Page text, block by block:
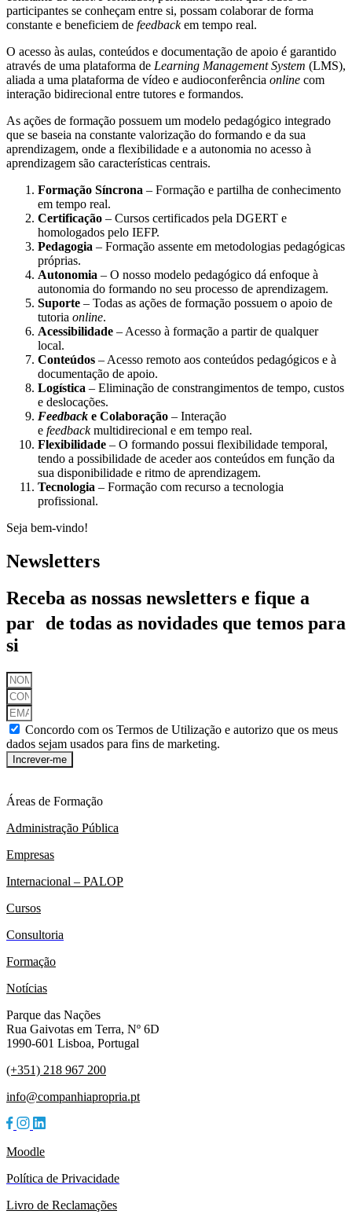
participantes se conheçam entre si, possam colaborar de forma
constante e beneficiem de feedbackem tempo real.
O acesso às aulas, conteúdos e documentação de apoio é garantido
através de uma plataforma de Learning Management System (LMS),
aliada a uma plataforma de vídeo e audioconferência online com
interação bidirecional entre tutores e formandos.
As ações de formação possuem um modelo pedagógico integrado
que se baseia na constante valorização do formando e da sua
aprendizagem, onde a flexibilidade e a autonomia no acesso à
aprendizagem são características centrais.
Formação Síncrona – Formação e partilha de conhecimento
em tempo real.
Certificação – Cursos certificados pela DGERT e
homologados pelo IEFP.
Pedagogia – Formação assente em metodologias pedagógicas
próprias.
Autonomia – O nosso modelo pedagógico dá enfoque à
autonomia do formando no seu processo de aprendizagem.
Suporte – Todas as ações de formação possuem o apoio de
tutoria online.
Acessibilidade – Acesso à formação a partir de qualquer
local.
Conteúdos – Acesso remoto aos conteúdos pedagógicos e à
documentação de apoio.
Logística – Eliminação de constrangimentos de tempo, custos
e deslocações.
Feedback e Colaboração – Interação
e feedbackmultidirecional e em tempo real.
Flexibilidade – O formando possui flexibilidade temporal,
tendo a possibilidade de aceder aos conteúdos em função da
sua disponibilidade e ritmo de aprendizagem.
Tecnologia – Formação com recurso a tecnologia
profissional.
Seja bem-vindo!
Newsletters
Receba as nossas newsletters e fique a
par de todas as novidades que temos para
si
Concordo com os Termos de Utilização e autorizo que os meus
dados sejam usados para fins de marketing.
Increver-me
Áreas de Formação
Administração Pública
Empresas
Internacional – PALOP
Cursos
Consultoria
Formação
Notícias
Parque das Nações
Rua Gaivotas em Terra, Nº 6D
1990-601 Lisboa, Portugal
(+351) 218 967 200
info@companhiapropria.pt
Moodle
Política de Privacidade
Livro de Reclamações